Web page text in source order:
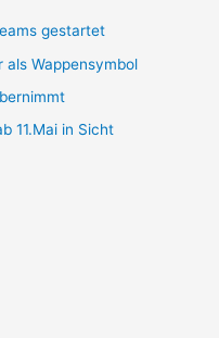
gestartet
als Wappensymbol
11.Mai in Sicht